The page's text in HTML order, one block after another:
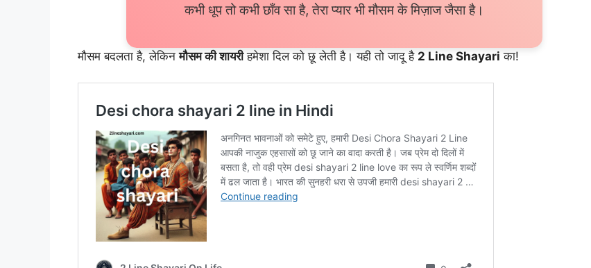
कभी धूप तो कभी छाँव सा है, तेरा प्यार भी मौसम के मिज़ाज जैसा है।
मौसम बदलता है, लेकिनमौसम की शायरीहमेशा दिल को छू लेती है। यही तो जादू है 2 Line Shayari का!